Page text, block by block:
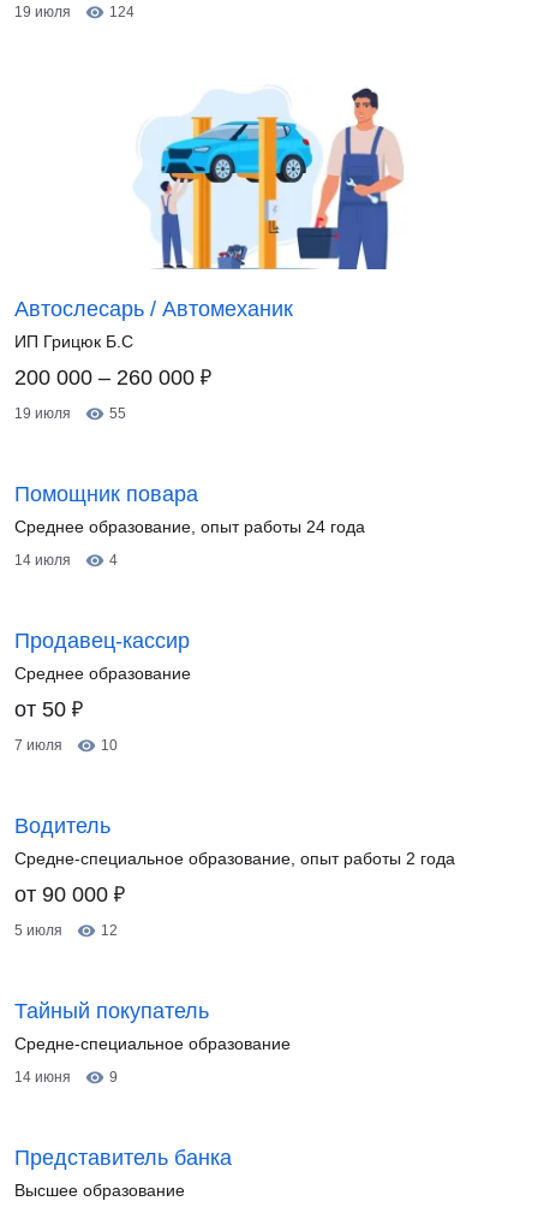
19 июля 124
Автослесарь / Автомеханик
ИП Грицюк Б.С
200 000 – 260 000 ₽
19 июля 55
Помощник повара
Среднее образование, опыт работы 24 года
14 июля 4
Продавец-кассир
Среднее образование
от 50 ₽
7 июля 10
Водитель
Средне-специальное образование, опыт работы 2 года
от 90 000 ₽
5 июля 12
Тайный покупатель
Средне-специальное образование
14 июня 9
Представитель банка
Высшее образование